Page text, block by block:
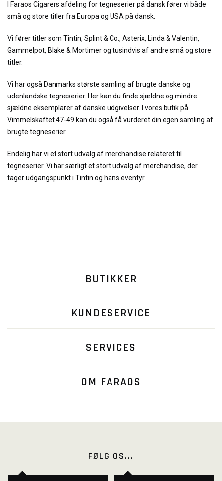
I Faraos Cigarers afdeling for tegneserier på dansk fører vi både
små og store titler fra Europa og USA på dansk.
Vi fører titler som Tintin, Splint & Co., Asterix, Linda & Valentin,
Gammelpot, Blake & Mortimer og tusindvis af andre små og store
titler.
Vi har også Danmarks største samling af brugte danske og
udenlandske tegneserier. Her kan du finde sjældne og mindre
sjældne eksemplarer af danske udgivelser. I vores butik på
Vimmelskaftet 47-49 kan du også få vurderet din egen samling af
brugte tegneserier.
Endelig har vi et stort udvalg af merchandise relateret til
tegneserier. Vi har særligt et stort udvalg af merchandise, der
tager udgangspunkt i Tintin og hans eventyr.
BUTIKKER
KUNDESERVICE
SERVICES
OM FARAOS
FØLG OS...